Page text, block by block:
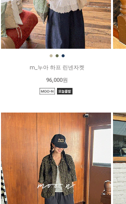
● ● ●
m_누아 하프 린넨자켓
96,000원